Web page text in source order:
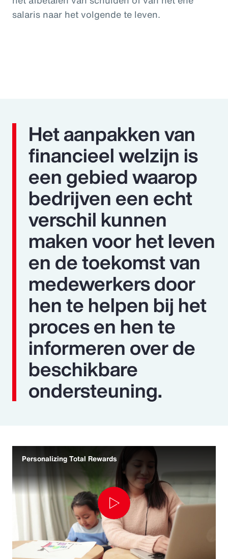
salaris naar het volgende te leven.
Het aanpakken van
financieel welzijn is
een gebied waarop
bedrijven een echt
verschil kunnen
maken voor het leven
en de toekomst van
medewerkers door
hen te helpen bij het
proces en hen te
informeren over de
beschikbare
ondersteuning.
Personalizing Total Rewards
Play